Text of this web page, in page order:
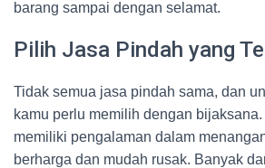
barang sampai dengan selamat.
Pilih Jasa Pindah yang
Tidak semua jasa pindah sama, dan
kamu perlu memilih dengan
memiliki pengalaman dalam
berharga dan mudah rusak. Banyak